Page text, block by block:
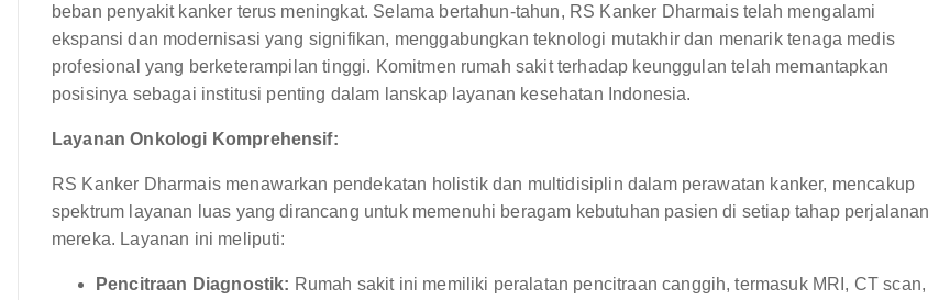
beban penyakit kanker terus meningkat. Selama bertahun-tahun, RS Kanker Dharmais telah mengalami
ekspansi dan modernisasi yang signifikan, menggabungkan teknologi mutakhir dan menarik tenaga medis
profesional yang berketerampilan tinggi. Komitmen rumah sakit terhadap keunggulan telah memantapkan
posisinya sebagai institusi penting dalam lanskap layanan kesehatan Indonesia.
Layanan Onkologi Komprehensif:
RS Kanker Dharmais menawarkan pendekatan holistik dan multidisiplin dalam perawatan kanker, mencakup
spektrum layanan luas yang dirancang untuk memenuhi beragam kebutuhan pasien di setiap tahap perjalanan
mereka. Layanan ini meliputi:
Pencitraan Diagnostik: Rumah sakit ini memiliki peralatan pencitraan canggih, termasuk MRI, CT scan,